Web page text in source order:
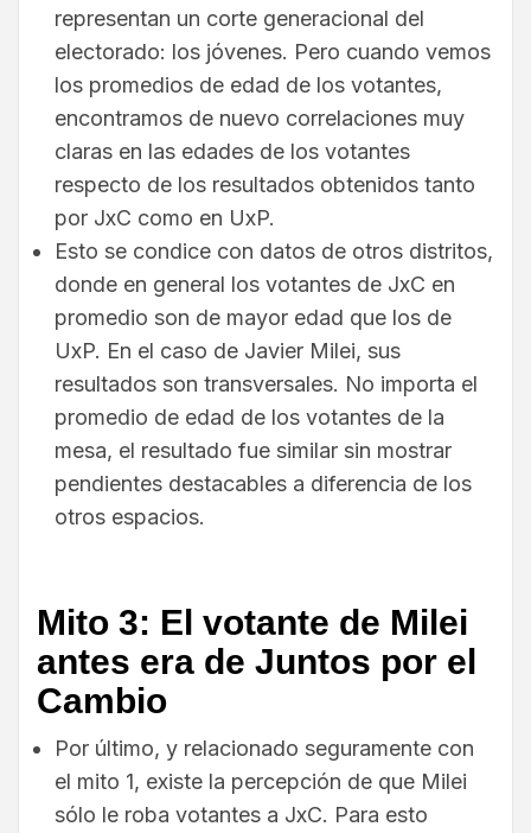
representan un corte generacional del
electorado: los jóvenes. Pero cuando vemos
los promedios de edad de los votantes,
encontramos de nuevo correlaciones muy
claras en las edades de los votantes
respecto de los resultados obtenidos tanto
por JxC como en UxP.
Esto se condice con datos de otros distritos,
donde en general los votantes de JxC en
promedio son de mayor edad que los de
UxP. En el caso de Javier Milei, sus
resultados son transversales. No importa el
promedio de edad de los votantes de la
mesa, el resultado fue similar sin mostrar
pendientes destacables a diferencia de los
otros espacios.
Mito 3: El votante de Milei
antes era de Juntos por el
Cambio
Por último, y relacionado seguramente con
el mito 1, existe la percepción de que Milei
sólo le roba votantes a JxC. Para esto